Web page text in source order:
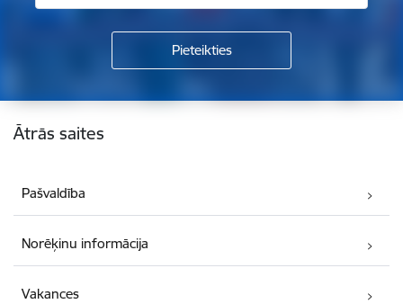
Kājene
Ātrās saites
Pašvaldība
Norēķinu informācija
Vakances